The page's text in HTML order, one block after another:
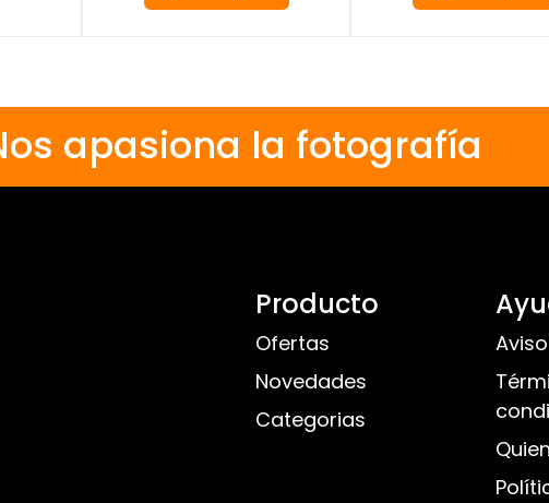
apasiona la fotografía
Producto
Ofertas
Novedades
Categorias